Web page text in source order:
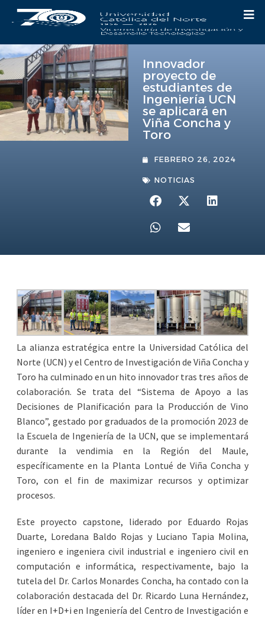
Innovador
proyecto de
estudiantes de
Ingeniería UCN
se aplicará en
Viña Concha y
Toro
FEBRERO 26, 2024
NOTICIAS
La alianza estratégica entre la Universidad Católica del
Norte (UCN) y el Centro de Investigación de Viña Concha y
Toro ha culminado en un hito innovador tras tres años de
colaboración. Se trata del “Sistema de Apoyo a las
Decisiones de Planificación para la Producción de Vino
Blanco”, gestado por graduados de la promoción 2023 de
la Escuela de Ingeniería de la UCN, que se implementará
durante la vendimia en la Región del Maule,
específicamente en la Planta Lontué de Viña Concha y
Toro, con el fin de maximizar recursos y optimizar
procesos.
Este proyecto capstone, liderado por Eduardo Rojas
Duarte, Loredana Baldo Rojas y Luciano Tapia Molina,
ingeniero e ingeniera civil industrial e ingeniero civil en
computación e informática, respectivamente, bajo la
tutela del Dr. Carlos Monardes Concha, ha contado con la
colaboración destacada del Dr. Ricardo Luna Hernández,
líder en I+D+i en Ingeniería del Centro de Investigación e